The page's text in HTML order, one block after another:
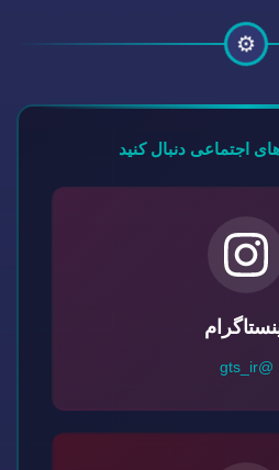
⚙️
اجتماعی دنبال کنید
@gts_ir